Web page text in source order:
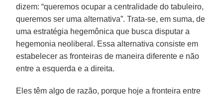
dizem: “queremos ocupar a centralidade do tabuleiro,
queremos ser uma alternativa”. Trata-se, em suma, de
uma estratégia hegemônica que busca disputar a
hegemonia neoliberal. Essa alternativa consiste em
estabelecer as fronteiras de maneira diferente e não
entre a esquerda e a direita.
Eles têm algo de razão, porque hoje a fronteira entre